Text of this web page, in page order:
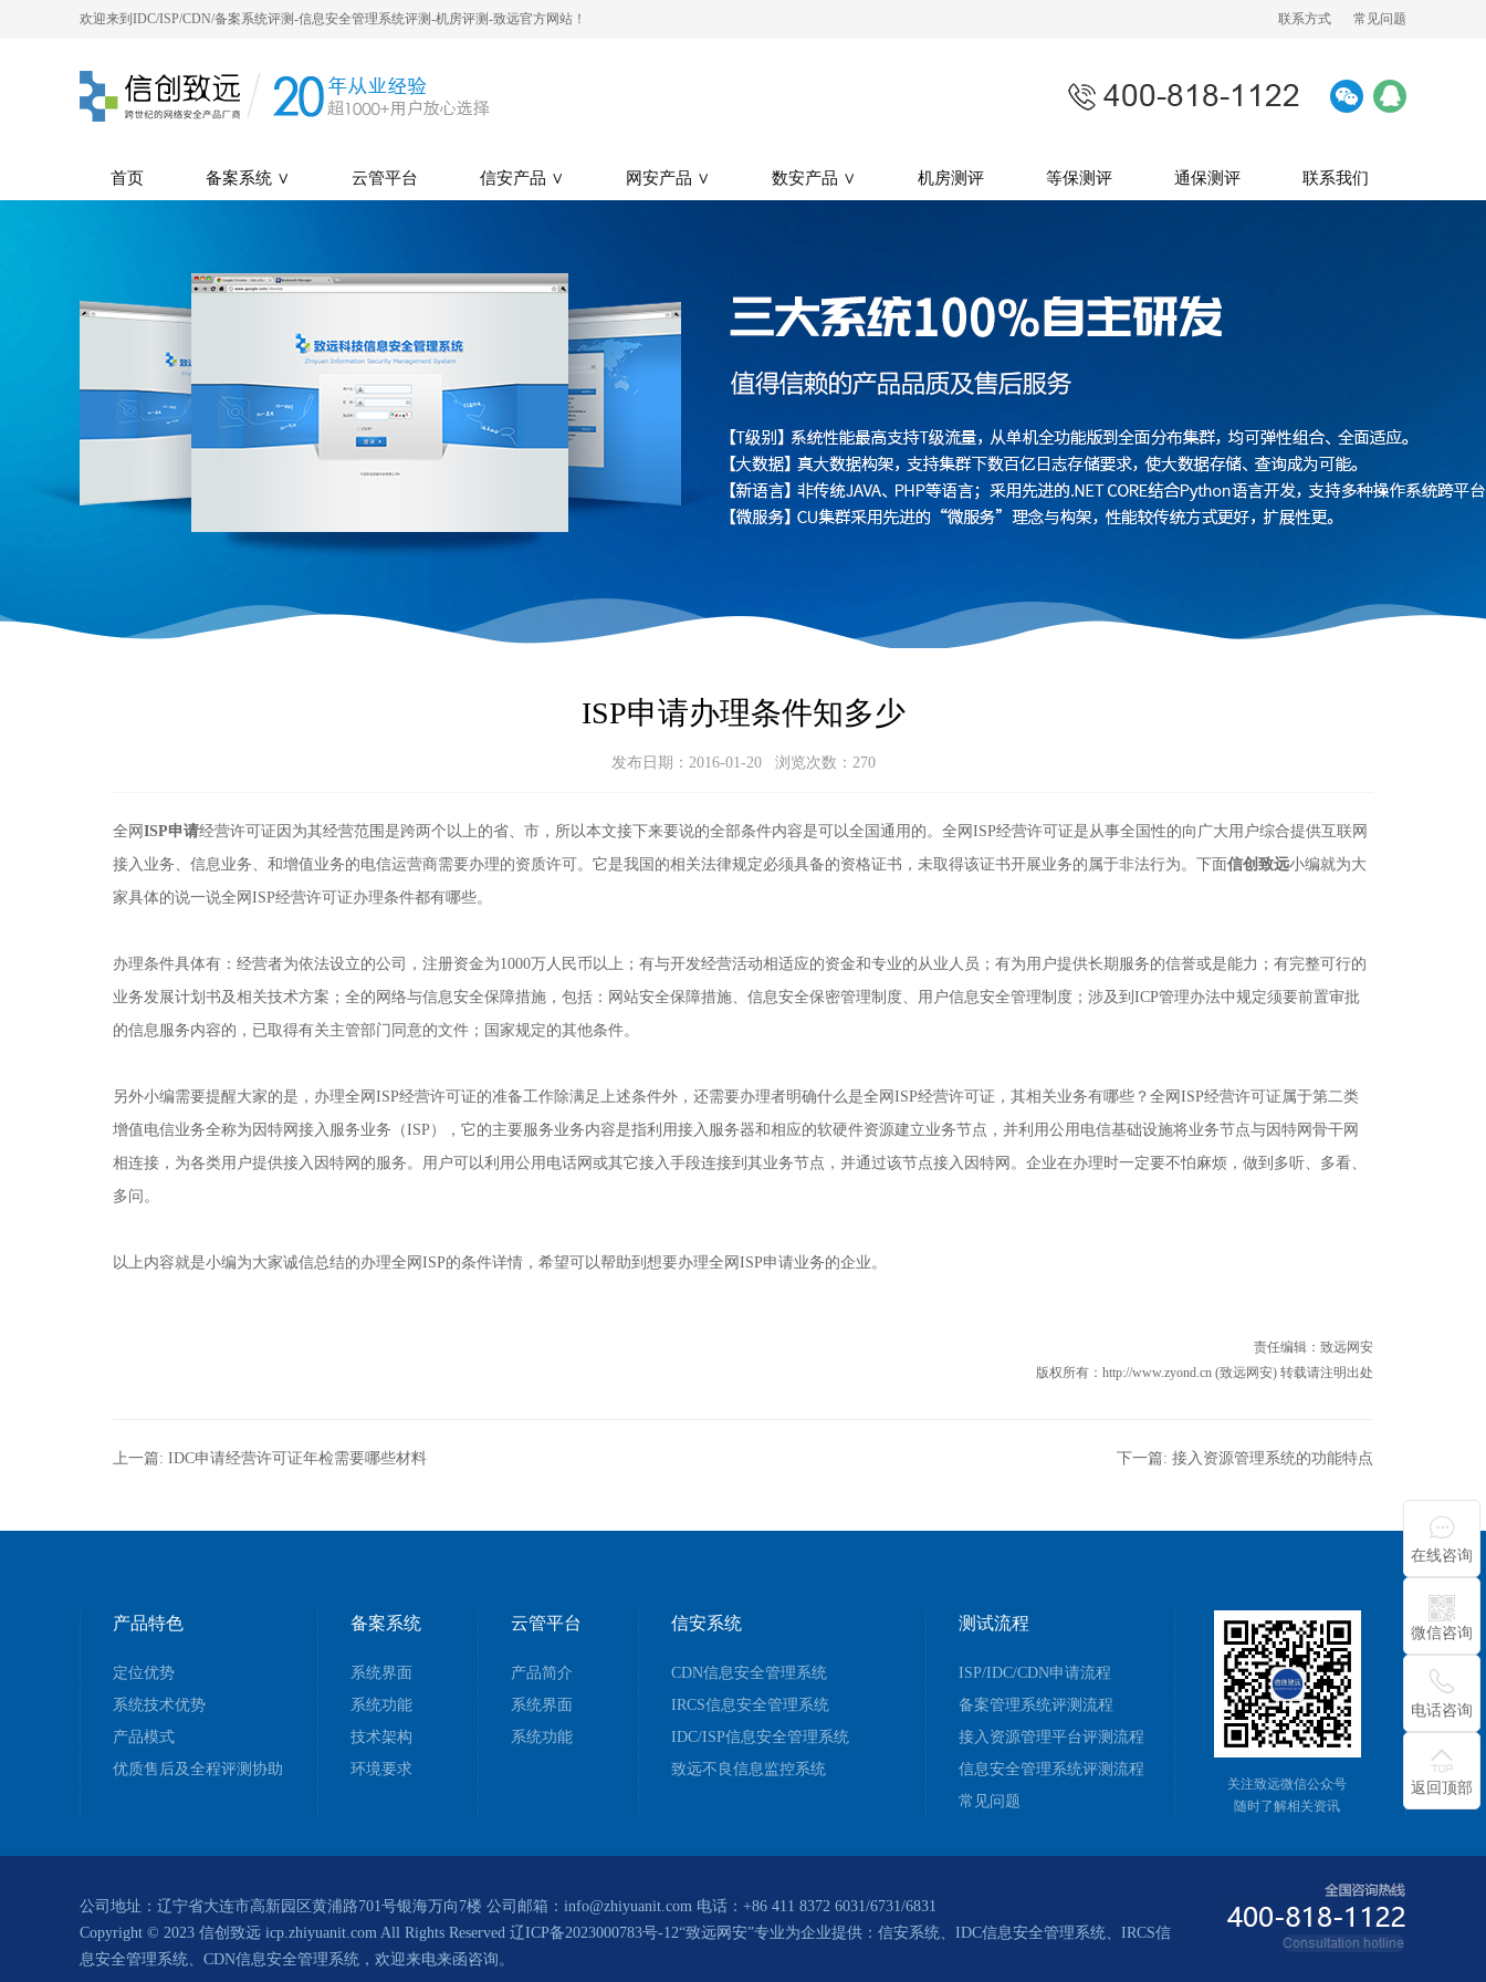
欢迎来到IDC/ISP/CDN/备案系统评测-信息安全管理系统评测-机房评测-致远官方网站！ 常见问题
联系方式
首页 备案系统 ∨ 云管平台 信安产品 ∨ 网安产品 ∨ 数安产品 ∨ 机房测评 等保测评 通保测评 联系我们
ISP申请办理条件知多少
发布日期：2016-01-20 浏览次数： 270
全网 ISP申请经营许可证因为其经营范围是跨两个以上的省、市，所以本文接下来要说的全部条件内容是可以全国通用的。全网ISP经营许可证是从事全国性的向广大用户综合提供互联网
接入业务、信息业务、和增值业务的电信运营商需要办理的资质许可。它是我国的相关法律规定必须具备的资格证书，未取得该证书开展业务的属于非法行为。下面信创致远小编就为大
家具体的说一说全网ISP经营许可证办理条件都有哪些。
办理条件具体有：经营者为依法设立的公司，注册资金为1000万人民币以上；有与开发经营活动相适应的资金和专业的从业人员；有为用户提供长期服务的信誉或是能力；有完整可行的
业务发展计划书及相关技术方案；全的网络与信息安全保障措施，包括：网站安全保障措施、信息安全保密管理制度、用户信息安全管理制度；涉及到ICP管理办法中规定须要前置审批
的信息服务内容的，已取得有关主管部门同意的文件；国家规定的其他条件。
另外小编需要提醒大家的是，办理全网ISP经营许可证的准备工作除满足上述条件外，还需要办理者明确什么是全网ISP经营许可证，其相关业务有哪些？全网ISP经营许可证属于第二类
增值电信业务全称为因特网接入服务业务（ISP），它的主要服务业务内容是指利用接入服务器和相应的软硬件资源建立业务节点，并利用公用电信基础设施将业务节点与因特网骨干网
相连接，为各类用户提供接入因特网的服务。用户可以利用公用电话网或其它接入手段连接到其业务节点，并通过该节点接入因特网。企业在办理时一定要不怕麻烦，做到多听、多看、
多问。
以上内容就是小编为大家诚信总结的办理全网ISP的条件详情，希望可以帮助到想要办理全网ISP申请业务的企业。
责任编辑： 致远网安
版权所有：http://www.zyond.cn (致远网安) 转载请注明出处
上一篇: IDC申请经营许可证年检需要哪些材料 下一篇: 接入资源管理系统的功能特点
产品特色
定位优势
系统技术优势
产品模式
优质售后及全程评测协助
备案系统
系统界面
系统功能
技术架构
环境要求
云管平台
产品简介
系统界面
系统功能
信安系统
CDN信息安全管理系统
IRCS信息安全管理系统
IDC/ISP信息安全管理系统
致远不良信息监控系统
测试流程
ISP/IDC/CDN申请流程
备案管理系统评测流程
接入资源管理平台评测流程
信息安全管理系统评测流程
常见问题
关注致远微信公众号
随时了解相关资讯
公司地址：辽宁省大连市高新园区黄浦路701号银海万向7楼 公司邮箱：info@zhiyuanit.com 电话：+86 411 8372 6031/6731/6831
Copyright © 2023 信创致远 icp.zhiyuanit.com All Rights Reserved 辽ICP备2023000783号-12“致远网安”专业为企业提供： 信安系统、IDC信息安全管理系统、IRCS信
息安全管理系统、CDN信息安全管理系统， 欢迎来电来函咨询。
在线咨询
微信咨询
电话咨询
返回顶部